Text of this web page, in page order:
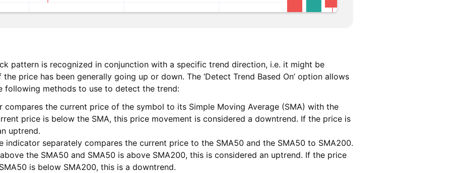
pattern is recognized in conjunction with a specific trend direction, i.e. it might be
price has been generally going up or down. The ‘Detect Trend Based On’ option allows
following methods to use to detect the trend:
compares the current price of the symbol to its Simple Moving Average (SMA) with the
price is below the SMA, this price movement is considered a downtrend. If the price is
uptrend.
indicator separately compares the current price to the SMA50 and the SMA50 to SMA200.
the SMA50 and SMA50 is above SMA200, this is considered an uptrend. If the price
is below SMA200, this is a downtrend.